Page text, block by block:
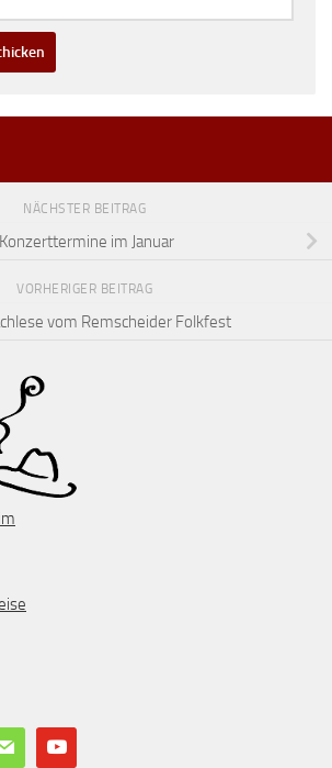
NÄCHSTER BEITRAG
Konzerttermine im Januar
VORHERIGER BEITRAG
vom Remscheider Folkfest